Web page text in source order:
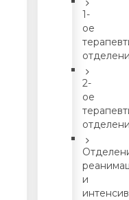
1-
ое
2-
ое
и